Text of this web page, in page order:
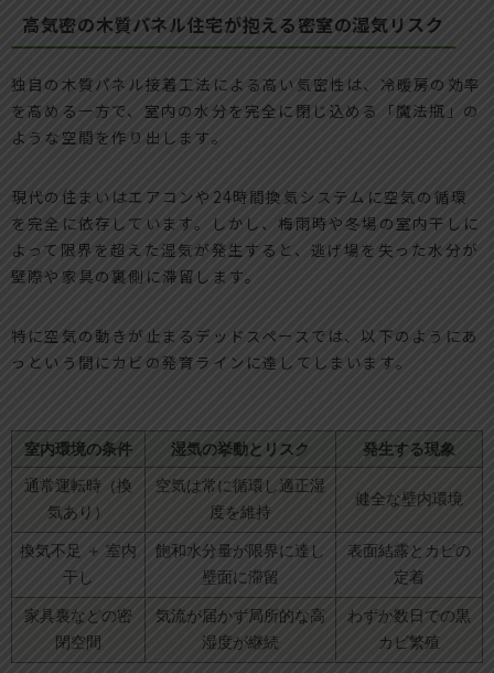
高気密の木質パネル住宅が抱える密室の湿気リスク
独自の木質パネル接着工法による高い気密性は、冷暖房の効率
を高める一方で、室内の水分を完全に閉じ込める「魔法瓶」の
ような空間を作り出します。
現代の住まいはエアコンや24時間換気システムに空気の循環
を完全に依存しています。しかし、梅雨時や冬場の室内干しに
よって限界を超えた湿気が発生すると、逃げ場を失った水分が
壁際や家具の裏側に滞留します。
特に空気の動きが止まるデッドスペースでは、以下のようにあ
っという間にカビの発育ラインに達してしまいます。
室内環境の条件 湿気の挙動とリスク 発生する現象
通常運転時（換
気あり）
空気は常に循環し適正湿
度を維持
健全な壁内環境
換気不足 ＋ 室内
干し
飽和水分量が限界に達し
壁面に滞留
表面結露とカビの
定着
家具裏などの密
閉空間
気流が届かず局所的な高
湿度が継続
わずか数日での黒
カビ繁殖